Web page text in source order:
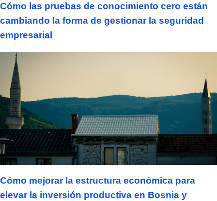
Cómo las pruebas de conocimiento cero están
cambiando la forma de gestionar la seguridad
empresarial
Cómo mejorar la estructura económica para
elevar la inversión productiva en Bosnia y